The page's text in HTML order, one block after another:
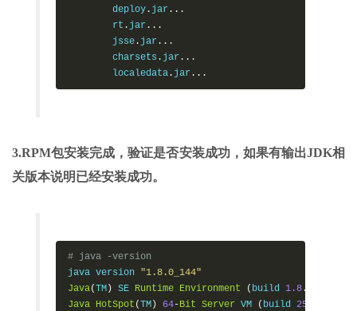
        deploy
. jar ...
        rt
. jar ...
        jsse
. jar ...
        charsets
. jar ...
        localedata
. jar ...
3.RPM包安装完成，验证是否安装成功，如果有输出JDK相
关版本说明已经安装成功。
# java -version
java version "1.8.0_144"
Java(TM) SE Runtime Environment ( build 1.8 .
Java HotSpot (TM) 64-Bit Server VM ( build 25.144